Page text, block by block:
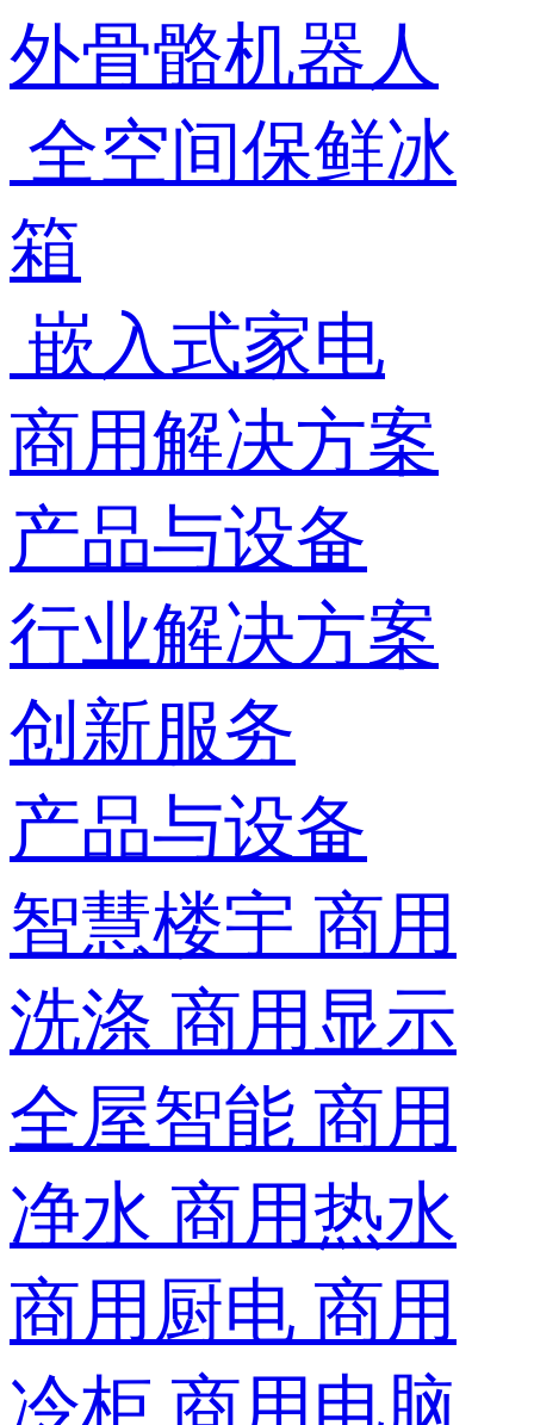
外骨骼机器人
全空间保鲜冰
箱
嵌入式家电
商用解决方案
产品与设备
行业解决方案
创新服务
产品与设备
智慧楼宇 商用
洗涤 商用显示
全屋智能 商用
净水 商用热水
商用厨电 商用
冷柜 商用电脑